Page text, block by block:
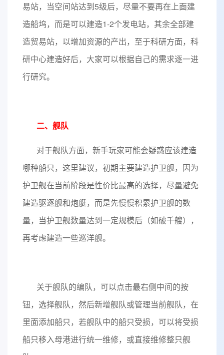
易站，当空间站达到5级后，尽量不要再在上面建
造船坞，而是可以建造1-2个发电站，其余全部建
造贸易站，以增加资源的产出，至于科研方面，科
研中心建造好后，大家可以根据自己的需求逐一进
行研究。
二、舰队
对于舰队方面，新手玩家可能会疑惑应该建造
哪种船只，这里建议，初期主要建造护卫舰，因为
护卫舰在当前阶段是性价比最高的选择，尽量避免
建造驱逐舰和炮艇，而是先慢慢积累护卫舰的数
量，当护卫舰数量达到一定规模后（如破千艘），
再考虑建造一些巡洋舰。
关于舰队的编队，可以点击最右侧中间的按
钮，选择舰队，然后新增舰队或管理当前舰队，在
里面添加船只，若舰队中的船只受损，可以将受损
船只移入母港进行统一维修，或直接维修整只舰